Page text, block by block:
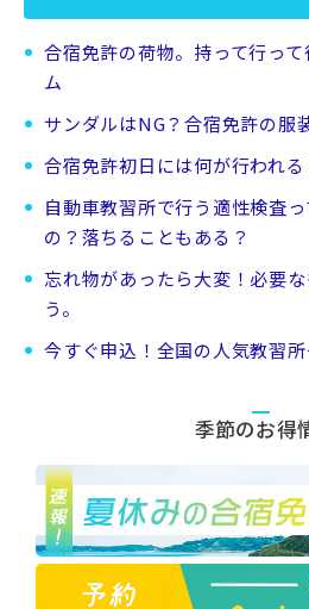
合宿免許の荷物。持って行っ
ム
サンダルはNG？合宿免許の服
合宿免許初日には何が行われる
自動車教習所で行う適性検査
の？落ちることもある？
忘れ物があったら大変！必要
う。
今すぐ申込！全国の人気教習所
季節のお得